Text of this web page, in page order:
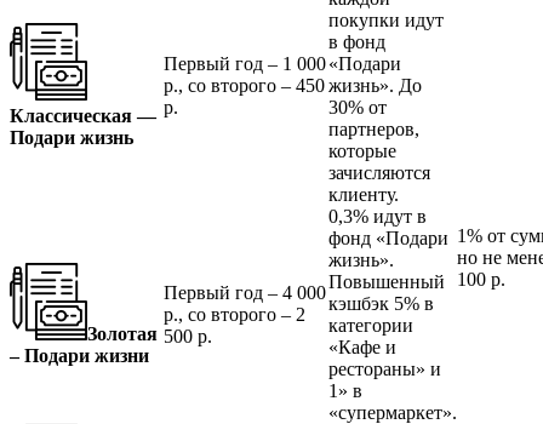
Классическая —
Подари жизнь
Первый год – 1 000
р., со второго – 450
р.
покупки идут
в фонд
«Подари
жизнь». До
30% от
партнеров,
которые
зачисляются
клиенту.
1% от
но не
100 р.
Золотая
– Подари жизни
Первый год – 4 000
р., со второго – 2
500 р.
0,3% идут в
фонд «Подари
жизнь».
Повышенный
кэшбэк 5% в
категории
«Кафе и
рестораны» и
1» в
«супермаркет».